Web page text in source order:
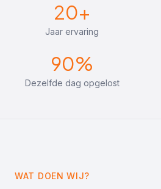
20+
Jaar ervaring
90%
Dezelfde dag opgelost
WAT DOEN WIJ?